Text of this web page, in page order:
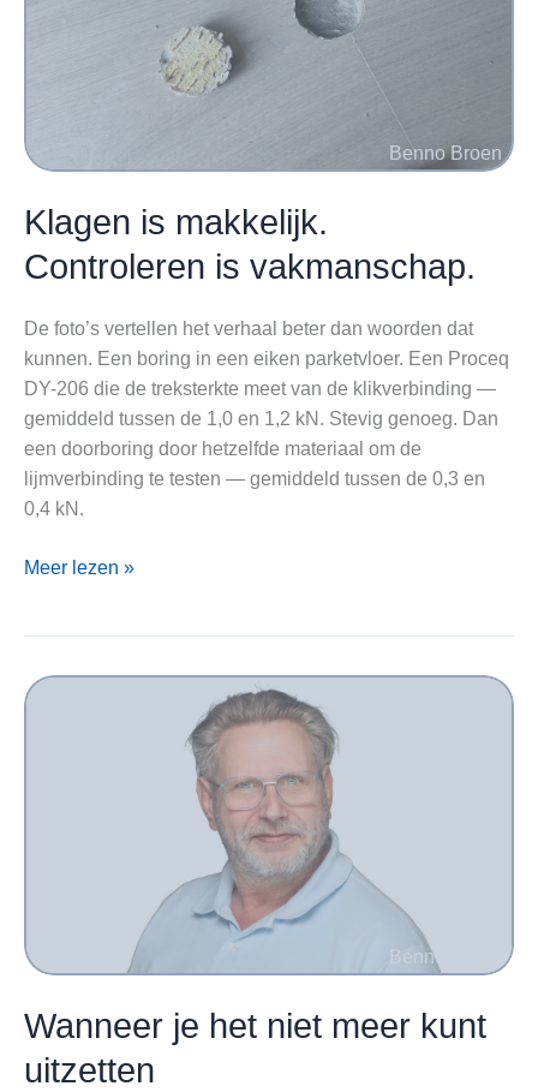
Klagen is makkelijk.
Controleren is vakmanschap.
De foto’s vertellen het verhaal beter dan woorden dat
kunnen. Een boring in een eiken parketvloer. Een Proceq
DY-206 die de treksterkte meet van de klikverbinding —
gemiddeld tussen de 1,0 en 1,2 kN. Stevig genoeg. Dan
een doorboring door hetzelfde materiaal om de
lijmverbinding te testen — gemiddeld tussen de 0,3 en
0,4 kN.
Klagen
is
Meer lezen »
Wanneer je het niet meer kunt
uitzetten